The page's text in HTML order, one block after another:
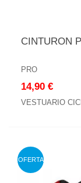
CINTURON
PRO
14,90 €
VESTUARIO
OFERTA